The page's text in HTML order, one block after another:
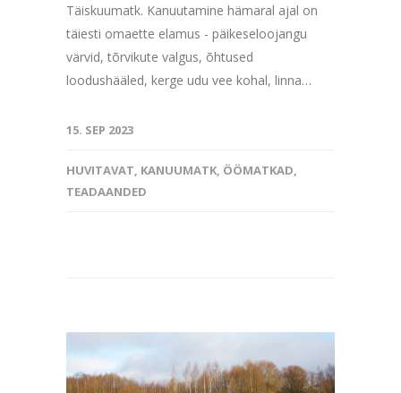
Täiskuumatk. Kanuutamine hämaral ajal on
täiesti omaette elamus - päikeseloojangu
värvid, tõrvikute valgus, õhtused
loodushääled, kerge udu vee kohal, linna…
15. SEP 2023
HUVITAVAT, KANUUMATK, ÖÖMATKAD,
TEADAANDED